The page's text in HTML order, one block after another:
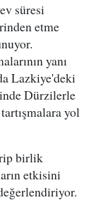
süresi
etme
yanı
Lazkiye'deki
Dürzilerle
yol
birlik
etkisini